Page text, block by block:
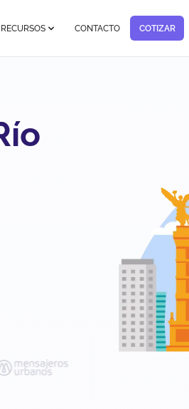
RECURSOS CONTACTO COTIZAR